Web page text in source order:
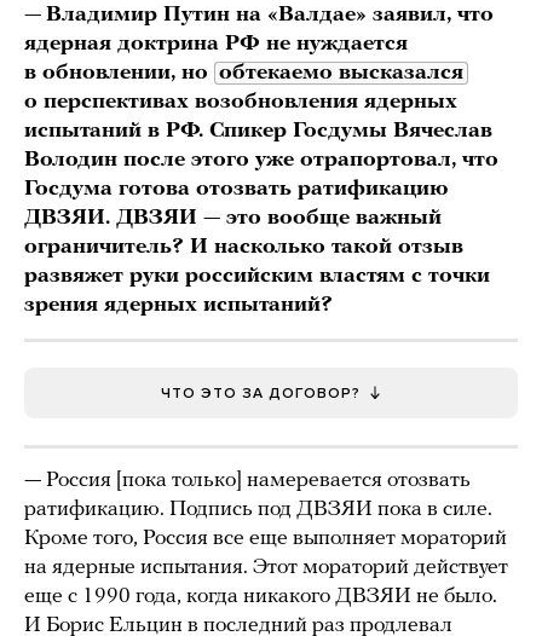
— Владимир Путин на «Валдае» заявил, что
ядерная доктрина РФ не нуждается
в обновлении, но обтекаемо высказался
о перспективах возобновления ядерных
испытаний в РФ. Спикер Госдумы Вячеслав
Володин после этого уже отрапортовал, что
Госдума готова отозвать ратификацию
ДВЗЯИ. ДВЗЯИ — это вообще важный
ограничитель? И насколько такой отзыв
развяжет руки российским властям с точки
зрения ядерных испытаний?
ЧТО ЭТО ЗА ДОГОВОР?
— Россия [пока только] намеревается отозвать
ратификацию. Подпись под ДВЗЯИ пока в силе.
Кроме того, Россия все еще выполняет мораторий
на ядерные испытания. Этот мораторий действует
еще с 1990 года, когда никакого ДВЗЯИ не было.
И Борис Ельцин в последний раз продлевал